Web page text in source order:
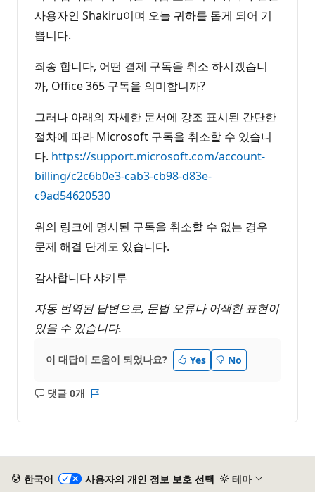
사용자인 Shakiru이며 오늘 귀하를 돕게 되어 기
쁩니다.
죄송 합니다, 어떤 결제 구독을 취소 하시겠습니
까, Office 365 구독을 의미합니까?
그러나 아래의 자세한 문서에 강조 표시된 간단한
절차에 따라 Microsoft 구독을 취소할 수 있습니
다. https://support.microsoft.com/account-
billing/c2c6b0e3-cab3-cb98-d83e-
c9ad54620530
위의 링크에 명시된 구독을 취소할 수 없는 경우
문제 해결 단계도 있습니다.
감사합니다 샤키루
자동 번역된 답변으로, 문법 오류나 어색한 표현이
있을 수 있습니다.
이 대답이 도움이 되었나요? Yes No
댓글 0개
설
한국어 사용자의 개인 정보 보호 선택 테마